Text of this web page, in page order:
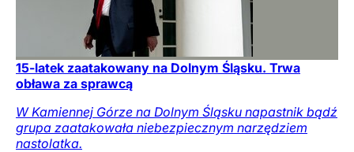
15-latek zaatakowany na Dolnym Śląsku. Trwa
obława za sprawcą
W Kamiennej Górze na Dolnym Śląsku napastnik bądź
grupa zaatakowała niebezpiecznym narzędziem
nastolatka.